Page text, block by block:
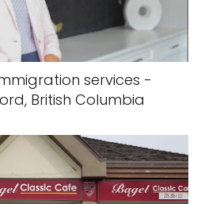
services -
British Columbia